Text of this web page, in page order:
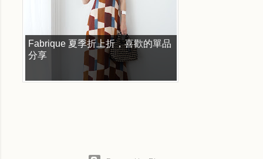
Fabrique 夏季折上折，喜歡的單品
分享